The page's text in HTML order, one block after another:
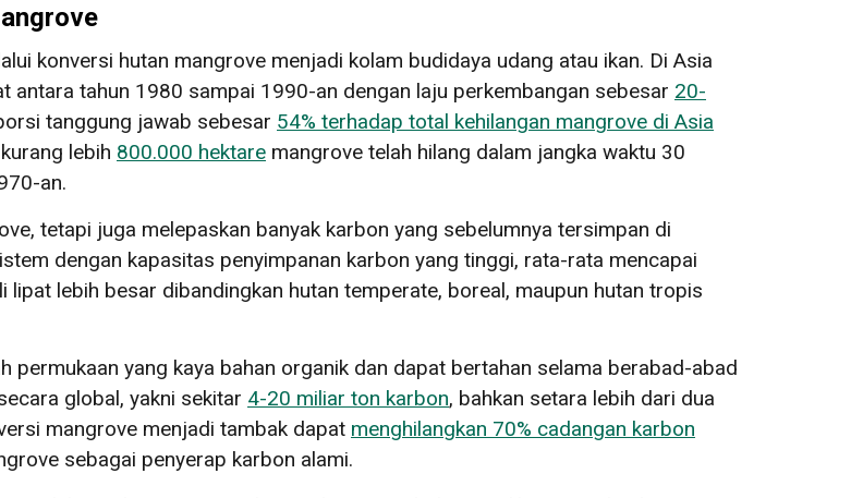
konversi hutan mangrove menjadi kolam budidaya udang atau ikan. Di Asia
antara tahun 1980 sampai 1990-an dengan laju perkembangan sebesar 20-
tanggung jawab sebesar 54% terhadap total kehilangan mangrove di Asia
lebih 800.000 hektare mangrove telah hilang dalam jangka waktu 30
an.
tetapi juga melepaskan banyak karbon yang sebelumnya tersimpan di
dengan kapasitas penyimpanan karbon yang tinggi, rata-rata mencapai
lipat lebih besar dibandingkan hutan temperate, boreal, maupun hutan tropis
permukaan yang kaya bahan organik dan dapat bertahan selama berabad-abad
global, yakni sekitar 4-20 miliar ton karbon, bahkan setara lebih dari dua
mangrove menjadi tambak dapat menghilangkan 70% cadangan karbon
sebagai penyerap karbon alami.